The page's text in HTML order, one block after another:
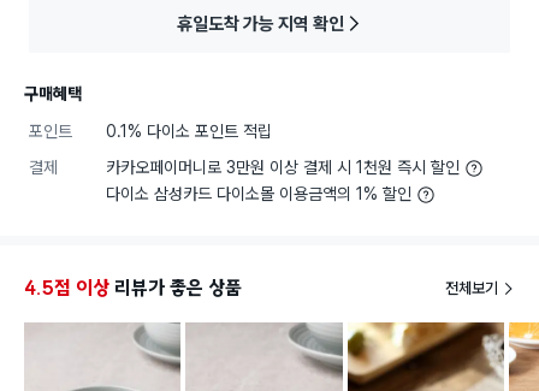
휴일도착 가능 지역 확인
구매혜택
포인트
0.1% 다이소 포인트 적립
결제
카카오페이머니로 3만원 이상 결제 시 1천원 즉시 할인
다이소 삼성카드 다이소몰 이용금액의 1% 할인
4.5점 이상 리뷰가 좋은 상품 전체보기